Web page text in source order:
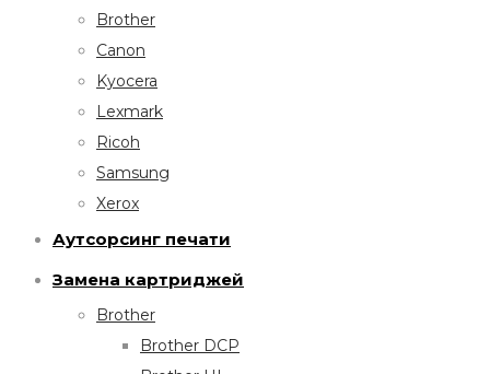
Brother
Canon
Kyocera
Lexmark
Ricoh
Samsung
Xerox
Аутсорсинг печати
Замена картриджей
Brother
Brother DCP